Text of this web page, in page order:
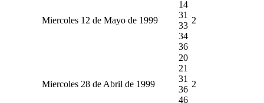
Miercoles 12 de Mayo de 1999
14
31
33
34
36
2
Miercoles 28 de Abril de 1999
20
21
31
36
46
2